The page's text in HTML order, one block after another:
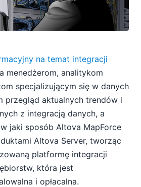
na temat integracji
menedżerom, analitykom
specjalizującym się w danych
przegląd aktualnych trendów i
z integracją danych, a
jaki sposób Altova MapForce
Altova Server, tworząc
platformę integracji
która jest
i opłacalna.